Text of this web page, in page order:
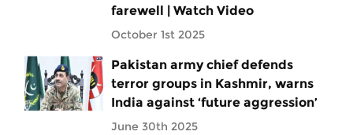
farewell | Watch Video
October 1st 2025
Pakistan army chief defends
terror groups in Kashmir, warns
India against ‘future aggression’
June 30th 2025